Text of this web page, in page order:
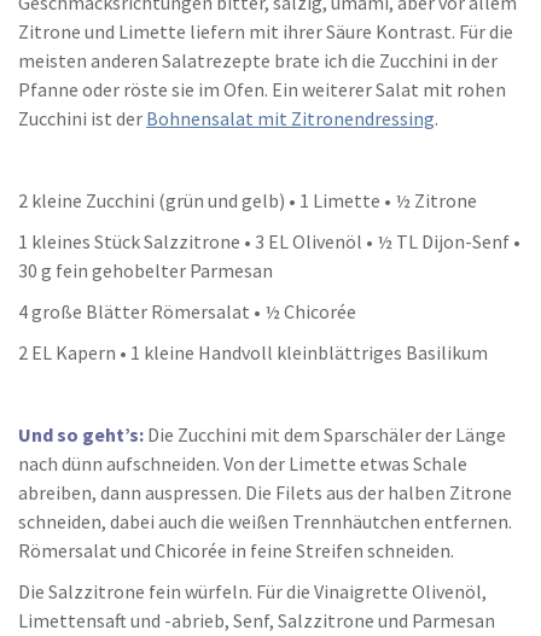
Zitrone und Limette liefern mit ihrer Säure Kontrast. Für die
meisten anderen Salatrezepte brate ich die Zucchini in der
Pfanne oder röste sie im Ofen. Ein weiterer Salat mit rohen
Zucchini ist der Bohnensalat mit Zitronendressing.
2 kleine Zucchini (grün und gelb) • 1 Limette • ½ Zitrone
1 kleines Stück Salzzitrone • 3 EL Olivenöl • ½ TL Dijon-Senf •
30 g fein gehobelter Parmesan
4 große Blätter Römersalat • ½ Chicorée
2 EL Kapern • 1 kleine Handvoll kleinblättriges Basilikum
Und so geht’s: Die Zucchini mit dem Sparschäler der Länge
nach dünn aufschneiden. Von der Limette etwas Schale
abreiben, dann auspressen. Die Filets aus der halben Zitrone
schneiden, dabei auch die weißen Trennhäutchen entfernen.
Römersalat und Chicorée in feine Streifen schneiden.
Die Salzzitrone fein würfeln. Für die Vinaigrette Olivenöl,
Limettensaft und -abrieb, Senf, Salzzitrone und Parmesan